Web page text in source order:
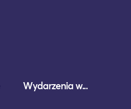
Wydarzenia w...